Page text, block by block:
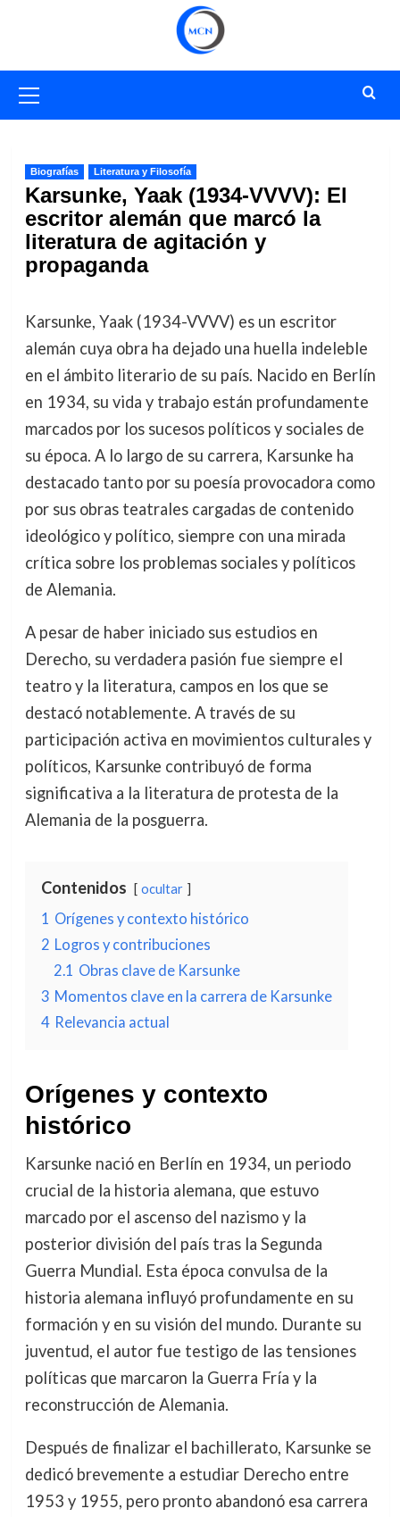
primario
Biografías Literatura y Filosofía
Karsunke, Yaak (1934-VVVV): El
escritor alemán que marcó la
literatura de agitación y
propaganda
Karsunke, Yaak (1934-VVVV) es un escritor
alemán cuya obra ha dejado una huella indeleble
en el ámbito literario de su país. Nacido en Berlín
en 1934, su vida y trabajo están profundamente
marcados por los sucesos políticos y sociales de
su época. A lo largo de su carrera, Karsunke ha
destacado tanto por su poesía provocadora como
por sus obras teatrales cargadas de contenido
ideológico y político, siempre con una mirada
crítica sobre los problemas sociales y políticos
de Alemania.
A pesar de haber iniciado sus estudios en
Derecho, su verdadera pasión fue siempre el
teatro y la literatura, campos en los que se
destacó notablemente. A través de su
participación activa en movimientos culturales y
políticos, Karsunke contribuyó de forma
significativa a la literatura de protesta de la
Alemania de la posguerra.
Contenidos ocultar
1 Orígenes y contexto histórico
2 Logros y contribuciones
2.1 Obras clave de Karsunke
3 Momentos clave en la carrera de Karsunke
4 Relevancia actual
Orígenes y contexto
histórico
Karsunke nació en Berlín en 1934, un periodo
crucial de la historia alemana, que estuvo
marcado por el ascenso del nazismo y la
posterior división del país tras la Segunda
Guerra Mundial. Esta época convulsa de la
historia alemana influyó profundamente en su
formación y en su visión del mundo. Durante su
juventud, el autor fue testigo de las tensiones
políticas que marcaron la Guerra Fría y la
reconstrucción de Alemania.
Después de finalizar el bachillerato, Karsunke se
dedicó brevemente a estudiar Derecho entre
1953 y 1955, pero pronto abandonó esa carrera